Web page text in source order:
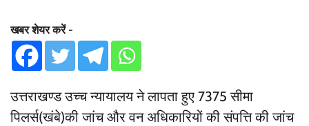
खबर शेयर करें -
उत्तराखण्ड उच्च न्यायालय ने लापता हुए 7375 सीमा
पिलर्स(खंबे)की जांच और वन अधिकारियों की संपत्ति की जांच